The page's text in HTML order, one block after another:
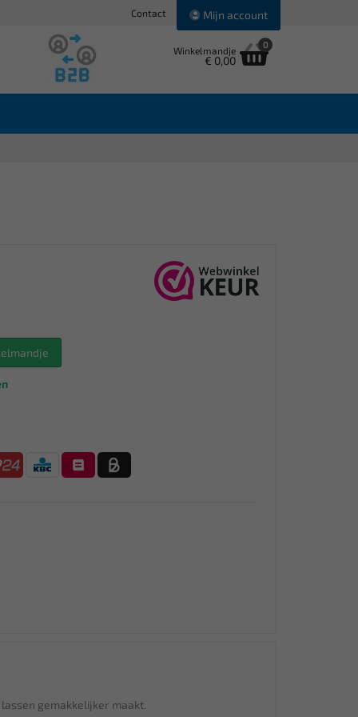
Contact Mijn account
Winkelmandje
€ 0,00
0
gemakkelijker maakt.